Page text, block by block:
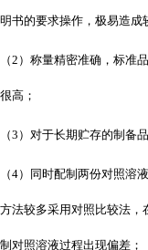
明书的要求操作，极易造成
（2）称量精密准确，标准
很高；
（3）对于长期贮存的制备
（4）同时配制两份对照溶
方法较多采用对照比较法，
制对照溶液过程出现偏差；